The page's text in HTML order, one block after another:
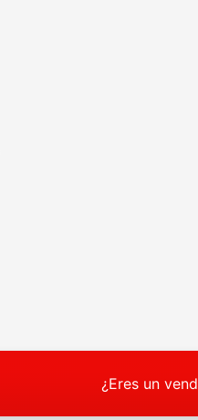
¿Eres un